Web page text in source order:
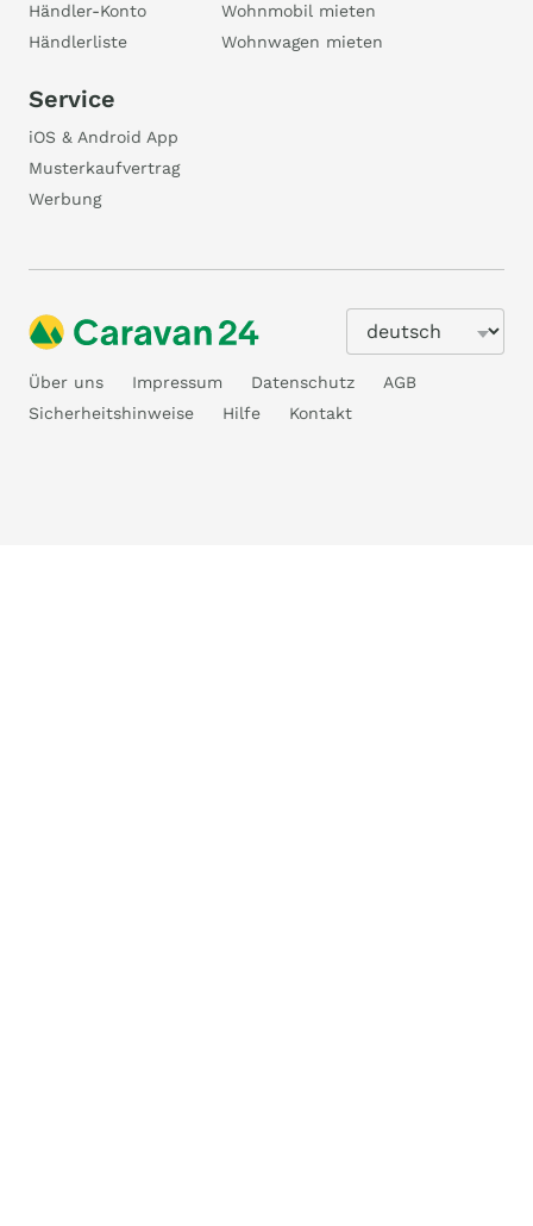
Händler-Konto
Händlerliste
Wohnmobil mieten
Wohnwagen mieten
Service
iOS & Android App
Musterkaufvertrag
Werbung
Über uns Impressum Datenschutz
AGB
Sicherheitshinweise
Hilfe Kontakt